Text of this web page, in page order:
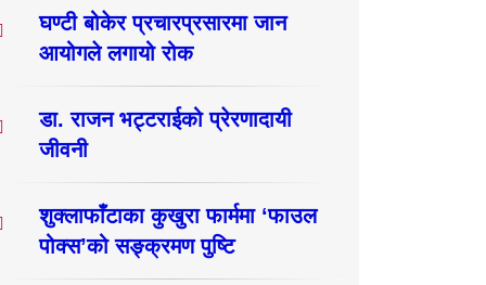
घण्टी बोकेर प्रचारप्रसारमा जान
आयोगले लगायो रोक
डा. राजन भट्टराईको प्रेरणादायी
जीवनी
शुक्लाफाँटाका कुखुरा फार्ममा ‘फाउल
पोक्स’को सङ्क्रमण पुष्टि